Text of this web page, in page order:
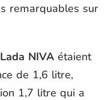
remarquables sur
NIVA étaient
de 1,6 litre,
1,7 litre qui a